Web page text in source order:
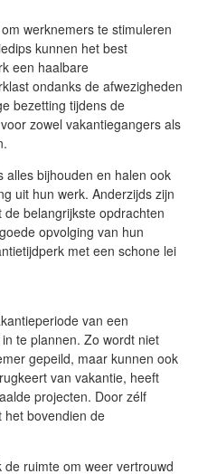
werknemers te stimuleren
kunnen het best
een haalbare
ondanks de afwezigheden
bezetting tijdens de
zowel vakantiegangers als
alles bijhouden en halen ook
uit hun werk. Anderzijds zijn
belangrijkste opdrachten
opvolging van hun
met een schone lei
van een
te plannen. Zo wordt niet
gepeild, maar kunnen ook
van vakantie, heeft
projecten. Door zélf
het bovendien de
ruimte om weer vertrouwd